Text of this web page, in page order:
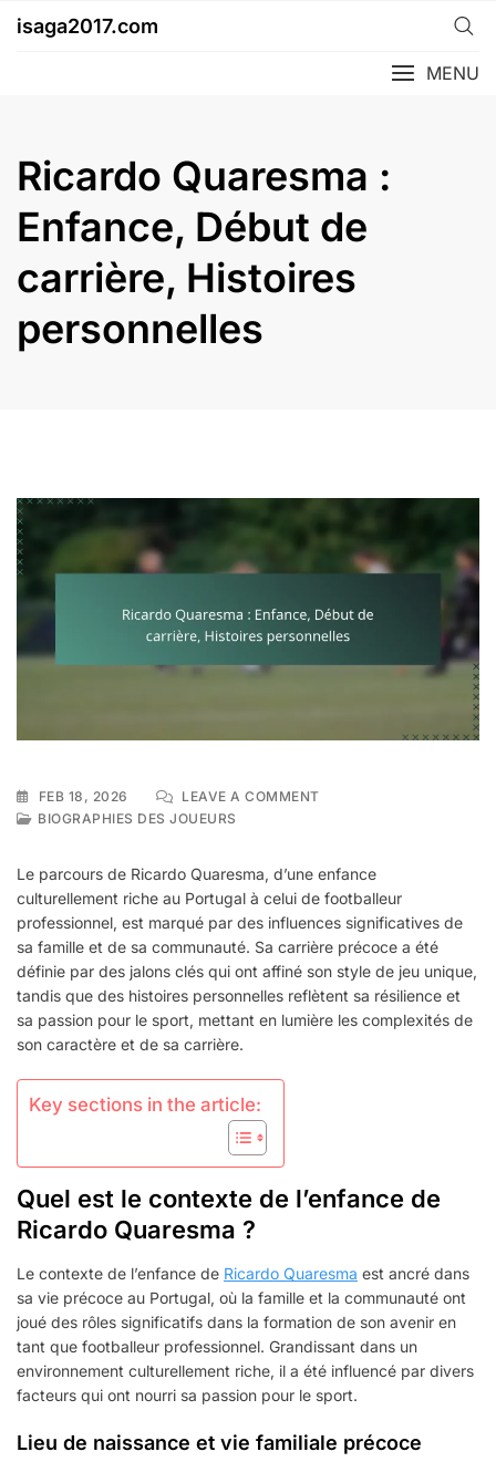
isaga2017.com
MENU
Ricardo Quaresma :
Enfance, Début de
carrière, Histoires
personnelles
FEB 18, 2026 LEAVE A COMMENTON
ENFANCE,
DÉBUT
DE
CARRIÈRE,
HISTOIRES
PERSONNELLES
BIOGRAPHIES DES JOUEURS
Le parcours de Ricardo Quaresma, d’une enfance
culturellement riche au Portugal à celui de footballeur
professionnel, est marqué par des influences significatives de
sa famille et de sa communauté. Sa carrière précoce a été
définie par des jalons clés qui ont affiné son style de jeu unique,
tandis que des histoires personnelles reflètent sa résilience et
sa passion pour le sport, mettant en lumière les complexités de
son caractère et de sa carrière.
Key sections in the article:
Quel est le contexte de l’enfance de
Ricardo Quaresma ?
Le contexte de l’enfance de Ricardo Quaresma est ancré dans
sa vie précoce au Portugal, où la famille et la communauté ont
joué des rôles significatifs dans la formation de son avenir en
tant que footballeur professionnel. Grandissant dans un
environnement culturellement riche, il a été influencé par divers
facteurs qui ont nourri sa passion pour le sport.
Lieu de naissance et vie familiale précoce